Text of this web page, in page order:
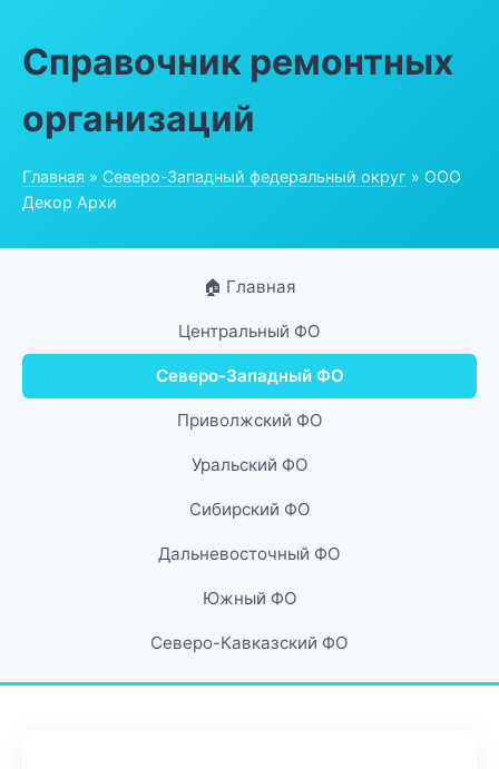
Справочник ремонтных
организаций
Главная » Северо-Западный федеральный округ » ООО
Декор Архи
🏠 Главная
Центральный ФО
Северо-Западный ФО
Приволжский ФО
Уральский ФО
Сибирский ФО
Дальневосточный ФО
Южный ФО
Северо-Кавказский ФО